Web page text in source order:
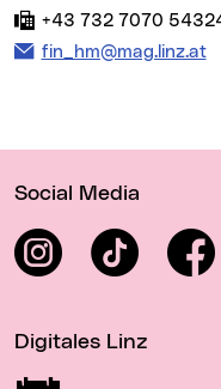
Fax:
+43 732 7070
E-Mail Adresse:
fin_hm@mag.linz.at
Social Media
InstagramTikTok
Digitales Linz